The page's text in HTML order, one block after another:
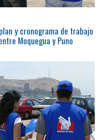
y cronograma de trabajo
Moquegua y Puno